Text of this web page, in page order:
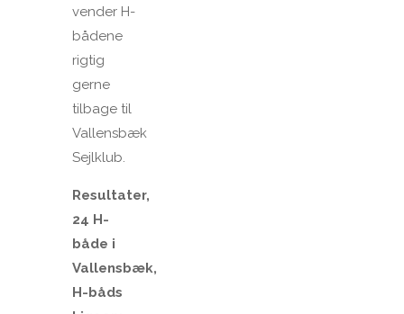
vender H-
bådene
rigtig
gerne
tilbage til
Vallensbæk
Sejlklub.
Resultater,
24 H-
både i
Vallensbæk,
H-båds